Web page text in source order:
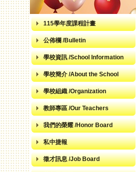
115學年度課程計畫
公佈欄 /Bulletin
學校資訊 /School Information
學校簡介 /About the School
學校組織 /Organization
教師專區 /Our Teachers
我們的榮耀 /Honor Board
私中捷報
徵才訊息 /Job Board